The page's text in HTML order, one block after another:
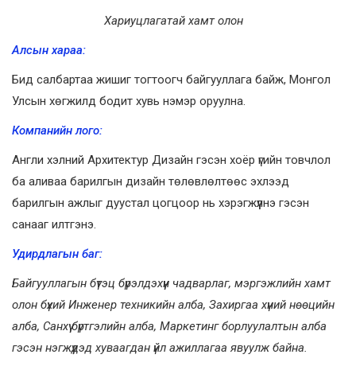
Хариуцлагатай хамт олон
Алсын хараа:
Бид салбартаа жишиг тогтоогч байгууллага байж, Монгол
Улсын хөгжилд бодит хувь нэмэр оруулна.
Компанийн лого:
Англи хэлний Архитектур Дизайн гэсэн хоёр үгийн товчлол
ба аливаа барилгын дизайн төлөвлөлтөөс эхлээд
барилгын ажлыг дуустал цогцоор нь хэрэгжүүлнэ гэсэн
санааг илтгэнэ.
Удирдлагын баг:
Байгууллагын бүтэц бүрэлдэхүүн чадварлаг, мэргэжлийн хамт
олон бүхий Инженер техникийн алба, Захиргаа хүний нөөцийн
алба, Санхүү бүртгэлийн алба, Маркетинг борлуулалтын алба
гэсэн нэгжүүдэд хуваагдан үйл ажиллагаа явуулж байна.